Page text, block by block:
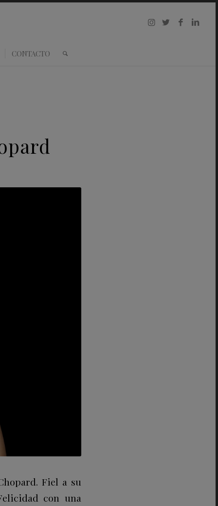
CONTACTO
. Fiel a su
con una